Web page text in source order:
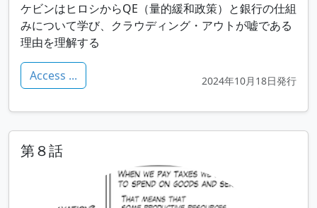
ケビンはヒロシからQE（量的緩和政策）と銀行の仕組
みについて学び、クラウディング・アウトが嘘である
理由を理解する
Access ... 2024年10月18日発行
第８話